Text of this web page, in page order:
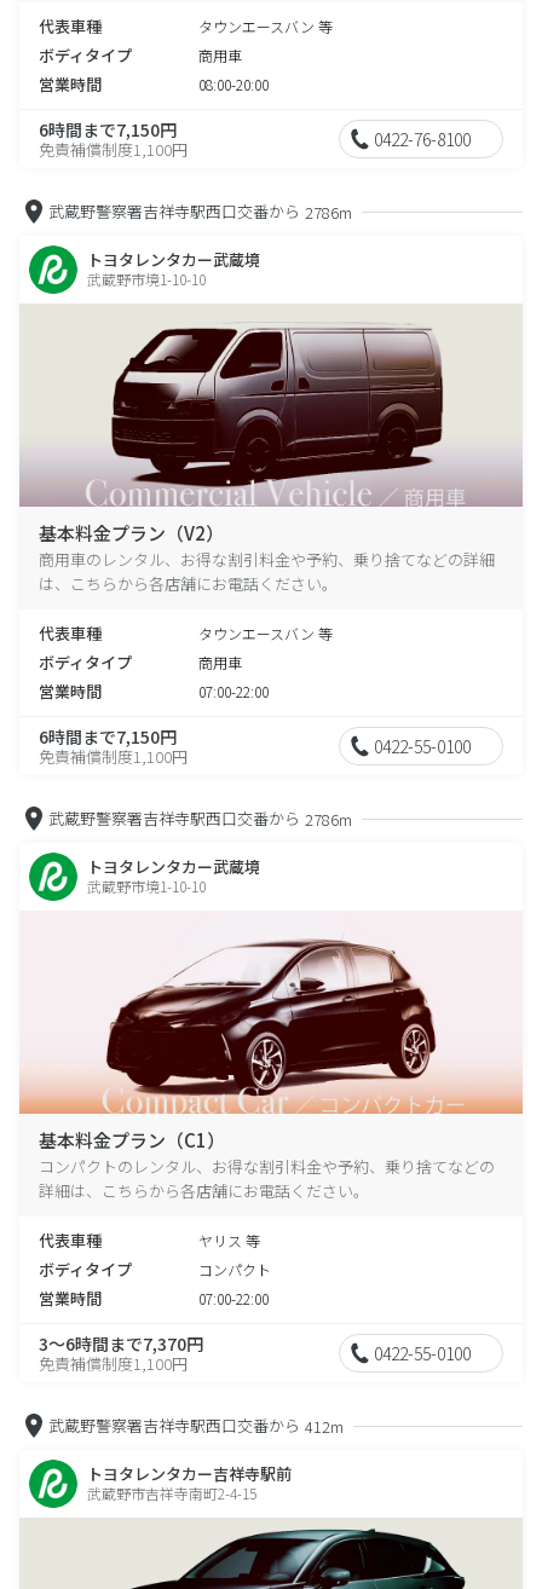
代表車種 タウンエースバン 等
ボディタイプ 商用車
営業時間 08:00-20:00
6時間まで7,150円
免責補償制度1,100円 0422-76-8100
武蔵野警察署吉祥寺駅西口交番から 2786m
トヨタレンタカー武蔵境
武蔵野市境1-10-10
基本料金プラン（V2）
商用車のレンタル、お得な割引料金や予約、乗り捨てなどの詳細
は、こちらから各店舗にお電話ください。
代表車種 タウンエースバン 等
ボディタイプ 商用車
営業時間 07:00-22:00
6時間まで7,150円
免責補償制度1,100円 0422-55-0100
武蔵野警察署吉祥寺駅西口交番から 2786m
トヨタレンタカー武蔵境
武蔵野市境1-10-10
基本料金プラン（C1）
コンパクトのレンタル、お得な割引料金や予約、乗り捨てなどの
詳細は、こちらから各店舗にお電話ください。
代表車種 ヤリス 等
ボディタイプ コンパクト
営業時間 07:00-22:00
3～6時間まで7,370円
免責補償制度1,100円 0422-55-0100
武蔵野警察署吉祥寺駅西口交番から 412m
トヨタレンタカー吉祥寺駅前
武蔵野市吉祥寺南町2-4-15